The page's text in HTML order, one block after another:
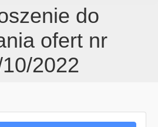
do
ofert nr
2022